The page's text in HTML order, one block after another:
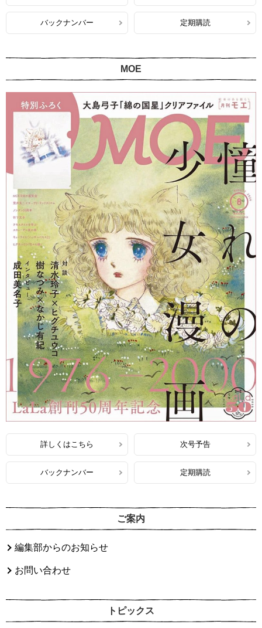
バックナンバー 定期購読
MOE
詳しくはこちら 次号予告
バックナンバー 定期購読
ご案内
編集部からのお知らせ
お問い合わせ
トピックス